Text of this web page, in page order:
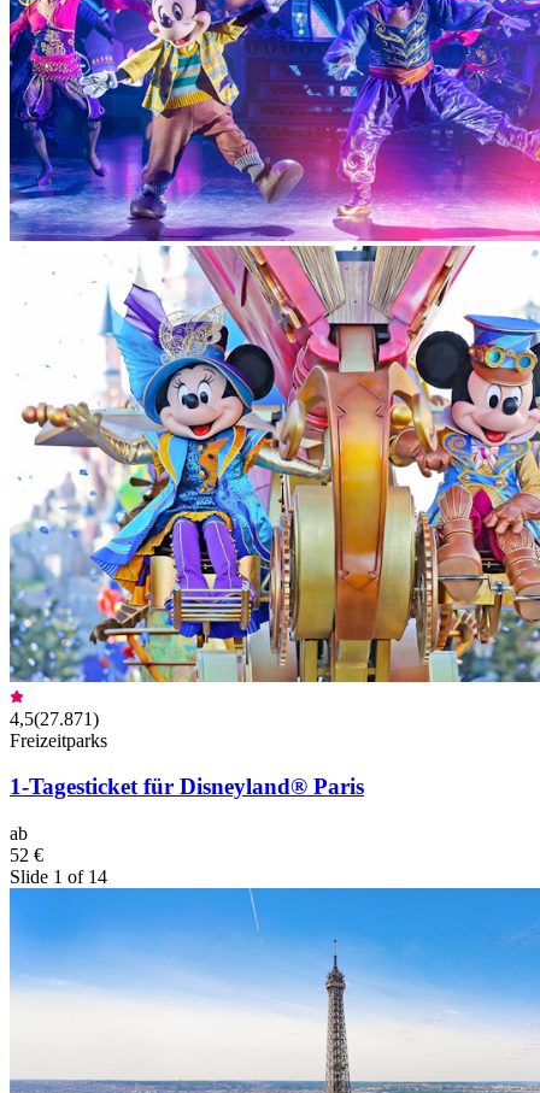
4,5(27.871)
Freizeitparks
1-Tagesticket für Disneyland® Paris
ab
52 €
Slide 1 of 14